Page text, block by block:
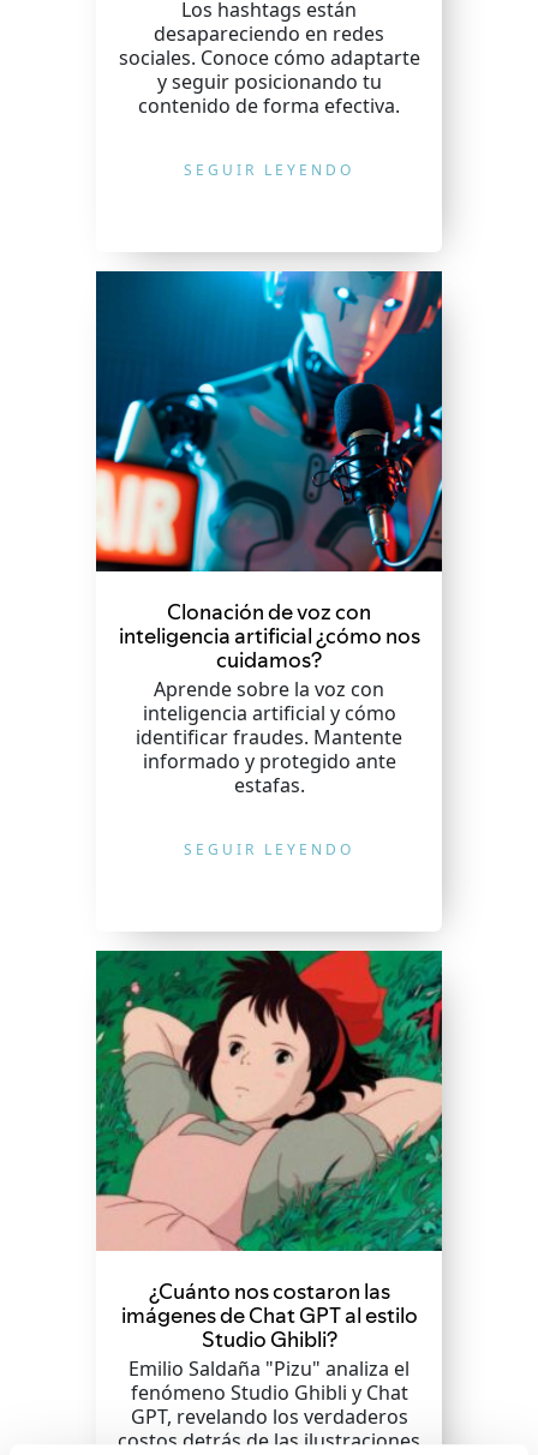
Los hashtags están
desapareciendo en redes
sociales. Conoce cómo adaptarte
y seguir posicionando tu
contenido de forma efectiva.
SEGUIR LEYENDO
Clonación de voz con
inteligencia artificial ¿cómo nos
cuidamos?
Aprende sobre la voz con
inteligencia artificial y cómo
identificar fraudes. Mantente
informado y protegido ante
estafas.
SEGUIR LEYENDO
¿Cuánto nos costaron las
imágenes de Chat GPT al estilo
Studio Ghibli?
Emilio Saldaña "Pizu" analiza el
fenómeno Studio Ghibli y Chat
GPT, revelando los verdaderos
costos detrás de las ilustraciones